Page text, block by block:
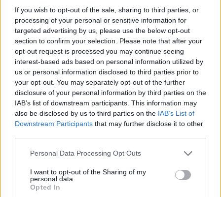
If you wish to opt-out of the sale, sharing to third parties, or
processing of your personal or sensitive information for
targeted advertising by us, please use the below opt-out
section to confirm your selection. Please note that after your
opt-out request is processed you may continue seeing
interest-based ads based on personal information utilized by
us or personal information disclosed to third parties prior to
your opt-out. You may separately opt-out of the further
disclosure of your personal information by third parties on the
IAB’s list of downstream participants. This information may
also be disclosed by us to third parties on the IAB’s List of
Downstream Participants that may further disclose it to other
Please note that this website/app uses one or more Google
not limited to your visit or usage behaviour. You may click to
grant or deny consent to Google and its third-party tags to
use your data for below specified purposes in below Google
Personal Data Processing Opt Outs
I want to opt-out of the Sharing of my
personal data.
Opted In
visi Latvijā ir muļķi?”
TESTS. Tikai cilvēki ar laucinieka DNS
spēs iegūt 80% šajā lauku gudrību testā
Vai darbs no 9.00 līdz 17.00 jūs tracina?
Numerologi izceļ četrus dzimšanas
datumus, kuru īpašniekiem brīvība ir īpaši
svarīga
Dzerun tievē? Nosauktas 9 tējas, kas
palīdzēs atbrīvoties no liekā svara
kādām sievām kļūst katrā mēnesī
dzimušās sievietes